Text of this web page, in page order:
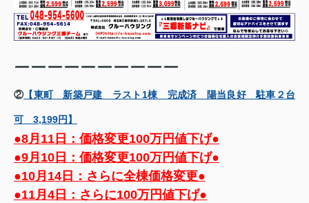
ーーーーーーーーーー
②【東町 新築戸建 ラスト1棟 完成済 陽当良好 駐車２台
可 3,199円】
●8月11日：価格変更100万円値下げ●
●9月10日：価格変更100万円値下げ●
●10月14日：さらに全棟価格変更●
●11月4日：さらに100万円値下げ●